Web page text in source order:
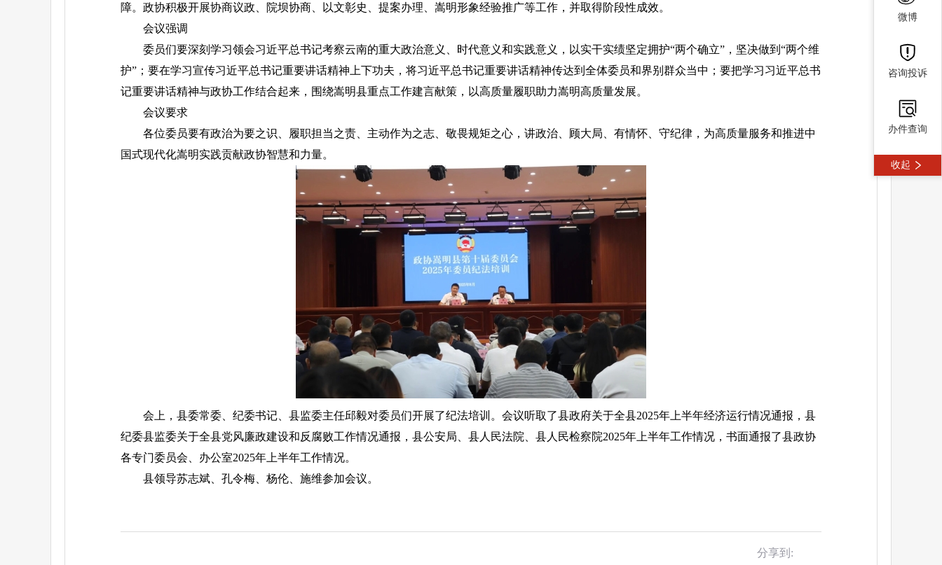
障。政协积极开展协商议政、院坝协商、以文彰史、提案办理、嵩明形象经验推广等工作，并取得阶段性成效。
会议强调
委员们要深刻学习领会习近平总书记考察云南的重大政治意义、时代意义和实践意义，以实干实绩坚定拥护“两个确立”，坚决做到“两个维
护”；要在学习宣传习近平总书记重要讲话精神上下功夫，将习近平总书记重要讲话精神传达到全体委员和界别群众当中；要把学习习近平总书
记重要讲话精神与政协工作结合起来，围绕嵩明县重点工作建言献策，以高质量履职助力嵩明高质量发展。
会议要求
各位委员要有政治为要之识、履职担当之责、主动作为之志、敬畏规矩之心，讲政治、顾大局、有情怀、守纪律，为高质量服务和推进中
国式现代化嵩明实践贡献政协智慧和力量。
会上，县委常委、纪委书记、县监委主任邱毅对委员们开展了纪法培训。会议听取了县政府关于全县2025年上半年经济运行情况通报，县
纪委县监委关于全县党风廉政建设和反腐败工作情况通报，县公安局、县人民法院、县人民检察院2025年上半年工作情况，书面通报了县政协
各专门委员会、办公室2025年上半年工作情况。
县领导苏志斌、孔令梅、杨伦、施维参加会议。
分享到:
微博
咨询投诉
办件查询
收起